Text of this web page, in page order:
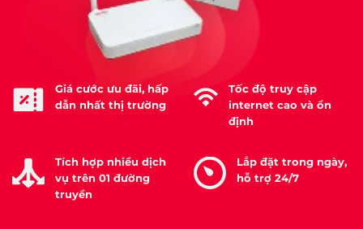
Giá cước ưu đãi, hấp
dẫn nhất thị trường
Tốc độ truy cập
internet cao và ổn
định
Tích hợp nhiều dịch
vụ trên 01 đường
truyền
Lắp đặt trong ngày,
hỗ trợ 24/7